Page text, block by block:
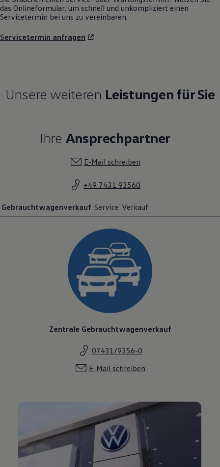
das Onlineformular, um schnell und unkompliziert einen
Servicetermin bei uns zu vereinbaren.
Servicetermin anfragen
Unsere weiteren Leistungen für Sie
Ihre Ansprechpartner
E-Mail schreiben
+49 7431 93560
Gebrauchtwagenverkauf Service Verkauf
Zentrale Gebrauchtwagenverkauf
07431/9356-0
E-Mail schreiben